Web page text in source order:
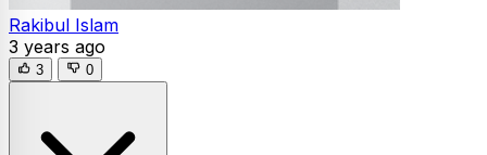
Rakibul Islam
3 years ago
3 0